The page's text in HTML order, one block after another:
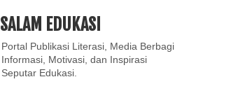
ABOUT CONTACT US
SALAM EDUKASI
Portal Publikasi Literasi, Media Berbagi
Informasi, Motivasi, dan Inspirasi
Seputar Edukasi.